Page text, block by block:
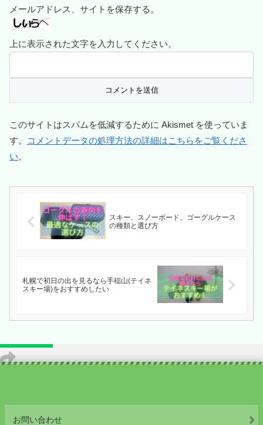
メールアドレス、サイトを保存する。
上に表示された文字を入力してください。
このサイトはスパムを低減するために Akismet を使っていま
す。
コメントデータの処理方法の詳細はこちらをご覧くださ
い。
スキー、スノーボード、ゴーグルケース
の種類と選び方
札幌で初日の出を見るなら手稲山(テイネ
スキー場)をおすすめしたい
お問い合わせ